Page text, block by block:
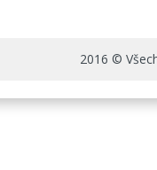
2016 ©